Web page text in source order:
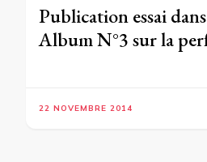
Publication essai
Album N°3 sur la
22 NOVEMBRE 2014